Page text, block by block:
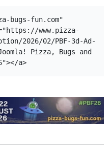
bugs-fun.com"
www.pizza-
2026/02/PBF-3d-Ad-
Pizza, Bugs and
a>